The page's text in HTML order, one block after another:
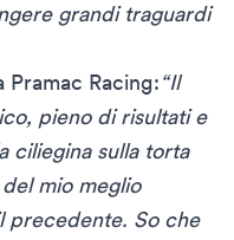
grandi traguardi
Pramac Racing:“Il
pieno di risultati e
ciliegina sulla torta
mio meglio
precedente. So che